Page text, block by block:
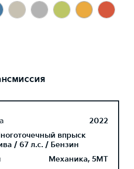
2022
впрыск
/ 67 л.с. / Бензин
Механика, 5MT